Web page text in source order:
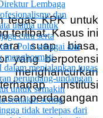
tegas KPK untuk
terlibat. Kasus ini
suap biasa,
yang berpotensi
institusi
perdagangan